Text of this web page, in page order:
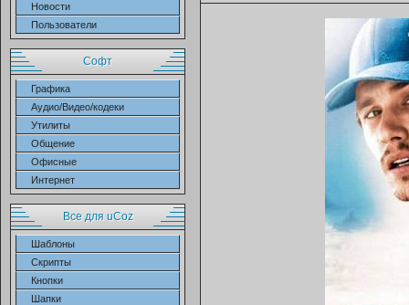
Новости
Пользователи
Софт
Графика
Аудио/Видео/кодеки
Утилиты
Общение
Офисные
Интернет
Все для uCoz
Шаблоны
Скрипты
Кнопки
Шапки